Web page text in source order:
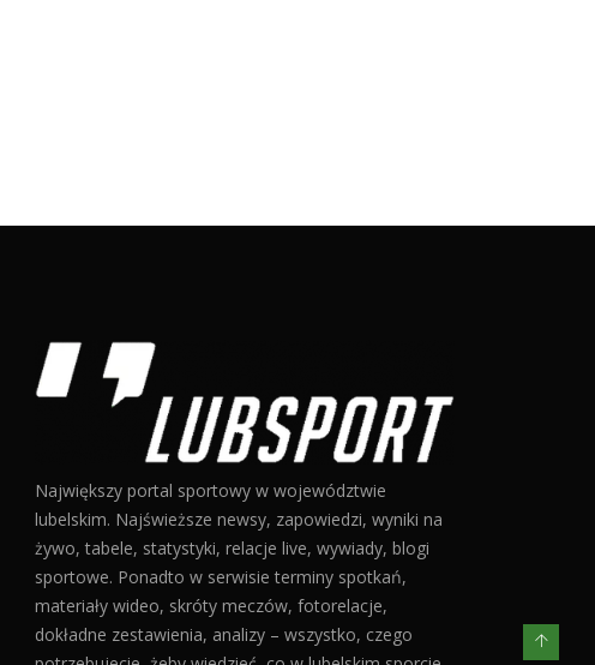
Największy portal sportowy w województwie
lubelskim. Najświeższe newsy, zapowiedzi, wyniki na
żywo, tabele, statystyki, relacje live, wywiady, blogi
sportowe. Ponadto w serwisie terminy spotkań,
materiały wideo, skróty meczów, fotorelacje,
dokładne zestawienia, analizy – wszystko, czego